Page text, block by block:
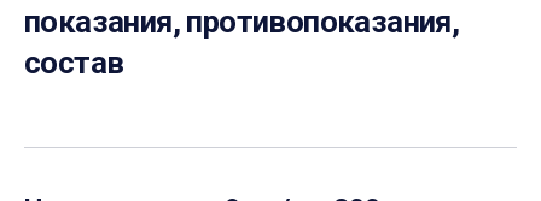
показания, противопоказания,
состав